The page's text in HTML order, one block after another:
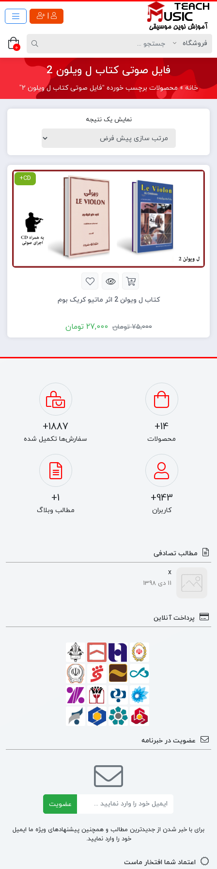
0
فایل صوتی کتاب ل ویلون 2
خانه»محصولات برچسب خورده “فایل صوتی کتاب ل ویلون 2”
نمایش یک نتیجه
CD+
کتاب ل ویولن 2 اثر ماتیو کریک بوم
75,000 تومان 27,000 تومان
14+
محصولات
1887+
سفارش‌ها تکمیل شده
943+
کاربران
1+
مطالب وبلاگ
مطالب تصادفی
x
11 دی 1398
پرداخت آنلاین
عضویت در خبرنامه
عضویت
برای با خبر شدن از جدیدترین مطالب و همچنین پیشنهادهای ویژه ما ایمیل
خود را وارد نمایید.
اعتماد شما افتخار ماست